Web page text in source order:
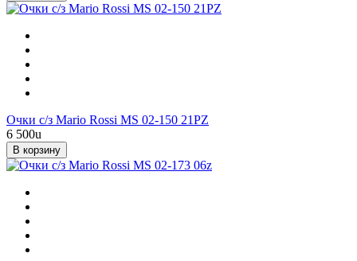
Очки с/з Mario Rossi MS 02-150 21PZ
6 500u
В корзину